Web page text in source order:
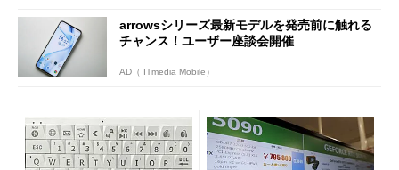
arrowsシリーズ最新モデルを発売前に触れる
チャンス！ユーザー座談会開催
AD（ ITmedia Mobile）